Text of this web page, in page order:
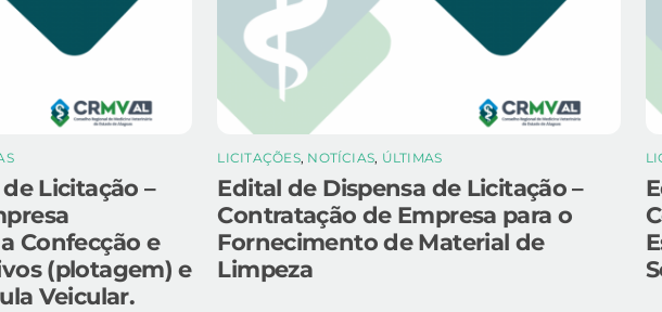
Licitação –
Confecção e
(plotagem) e
Veicular.
LICITAÇÕES, NOTÍCIAS, ÚLTIMAS
Edital de Dispensa de Licitação –
Contratação de Empresa para o
Fornecimento de Material de
Limpeza